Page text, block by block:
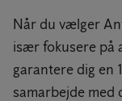
Når du vælger
især fokusere på
garantere dig en
samarbejde med